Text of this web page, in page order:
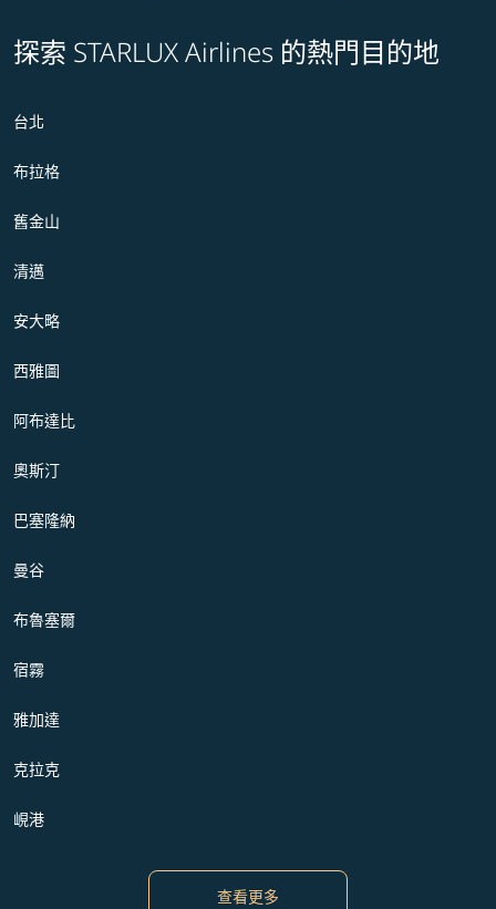
探索 STARLUX Airlines 的熱門目的地
台北
布拉格
舊金山
清邁
安大略
西雅圖
阿布達比
奧斯汀
巴塞隆納
曼谷
布魯塞爾
宿霧
雅加達
克拉克
峴港
查看更多